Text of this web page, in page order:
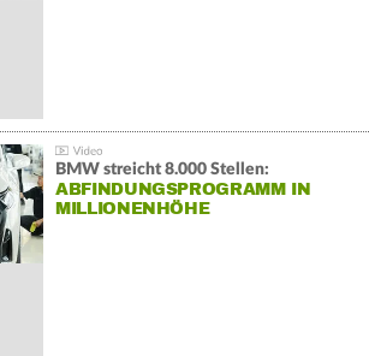
BMW streicht 8.000 Stellen:
ABFINDUNGSPROGRAMM IN
MILLIONENHÖHE